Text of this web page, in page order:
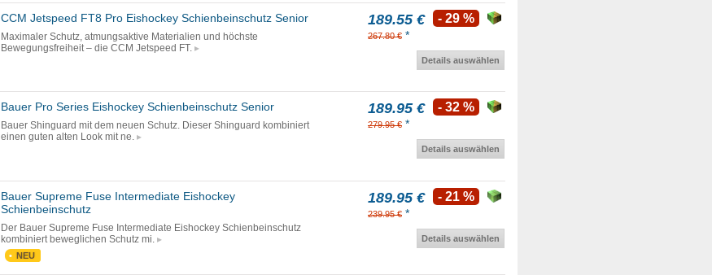
CCM Jetspeed FT8 Pro Eishockey Schienbeinschutz Senior
Maximaler Schutz, atmungsaktive Materialien und höchste
Bewegungsfreiheit – die CCM Jetspeed FT.
189.55 €
267.80 € *
- 29 %
Details auswählen
Bauer Pro Series Eishockey Schienbeinschutz Senior
Bauer Shinguard mit dem neuen Schutz. Dieser Shinguard kombiniert
einen guten alten Look mit ne.
189.95 €
279.95 € *
- 32 %
Details auswählen
Bauer Supreme Fuse Intermediate Eishockey
Schienbeinschutz
Der Bauer Supreme Fuse Intermediate Eishockey Schienbeinschutz
kombiniert beweglichen Schutz mi.
NEU
189.95 €
239.95 € *
- 21 %
Details auswählen